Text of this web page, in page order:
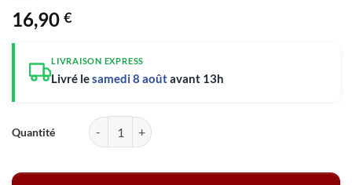
16,90 €
LIVRAISON EXPRESS
Livré lesamedi 8 aoûtavant 13h
quantité de Mug blanc personnalisé - A la retraite et toujours le patron